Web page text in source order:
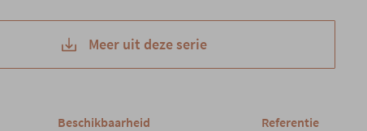
Meer uit deze serie
Beschikbaarheid Referentie